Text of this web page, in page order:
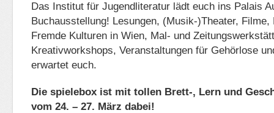
Das Institut für Jugendliteratur lädt euch ins Palais
Buchausstellung! Lesungen, (Musik-)Theater, Filme,
Fremde Kulturen in Wien, Mal- und
Kreativworkshops, Veranstaltungen für Gehörlose
erwartet euch.
Die spielebox ist mit tollen Brett-, Lern und
vom 24. – 27. März dabei!